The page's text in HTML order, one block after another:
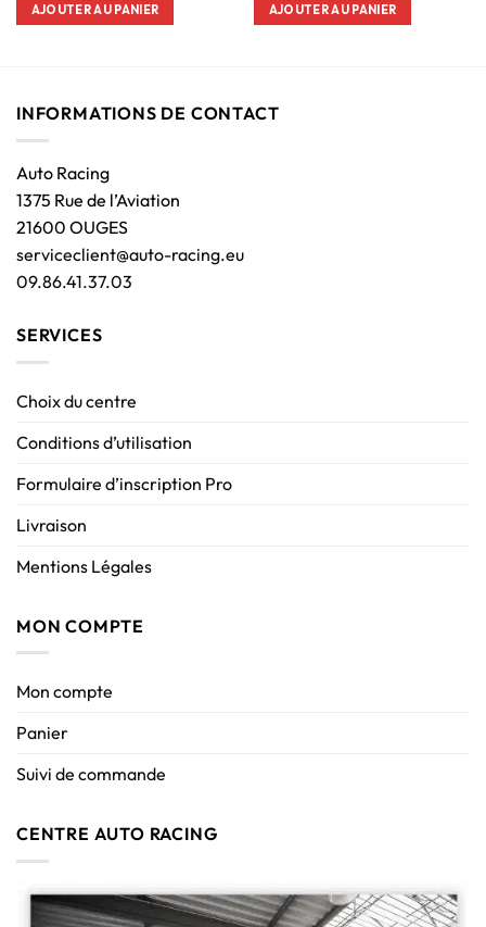
AJOUTER AU PANIER AJOUTER AU PANIER
INFORMATIONS DE CONTACT
Auto Racing
1375 Rue de l’Aviation
21600 OUGES
serviceclient@auto-racing.eu
09.86.41.37.03
SERVICES
Choix du centre
Conditions d’utilisation
Formulaire d’inscription Pro
Livraison
Mentions Légales
MON COMPTE
Mon compte
Panier
Suivi de commande
CENTRE AUTO RACING